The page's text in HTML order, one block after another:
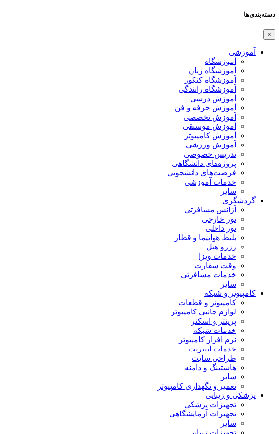
دسته‌بندی‌ها
×
آموزشی
آموزشگاه
آموزشگاه زبان
آموزشگاه کنکور
آموزشگاه رانندگی
آموزش درسی
آموزش حرفه و فن
آموزش تخصصی
آموزش موسیقی
آموزش کامپیوتر
آموزش ورزشی
تدریس خصوصی
پروژه‌های دانشگاهی
فرصت‌های دانشجویی
خدمات آموزشی
سایر
گردشگری
آژانس مسافرتی
تور خارجی
تور داخلی
بلیط هواپیما و قطار
رزرو هتل
خدمات ویزا
وقت سفارت
خدمات مسافرتی
سایر
کامپیوتر و شبکه
کامپیوتر و قطعات
لوازم جانبی کامپیوتر
پرینتر و اسکنر
خدمات شبکه
نرم افزار کامپیوتر
خدمات اینترنت
طراحی سایت
هاستینگ و دامنه
سایر
تعمیر و نگهداری کامپیوتر
پزشکی و زیبایی
تجهیزات پزشکی
تجهیزات آزمایشگاهی
سایر